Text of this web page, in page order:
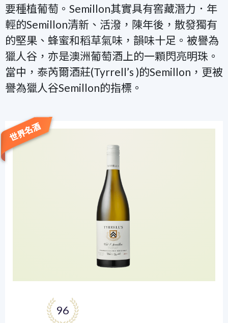
要種植葡萄。 Semillon其實具有窖藏潛力．年
輕的Semillon清新、活潑，陳年後， 散發獨有
的堅果、蜂蜜和稻草氣味，韻味十足。 被譽為
獵人谷，亦是澳洲葡萄酒上的一顆閃亮明珠。
當中，泰芮爾酒莊(Tyrrell’s )的Semillon，更被
譽為獵人谷Semillon的指標。
世界名酒
96